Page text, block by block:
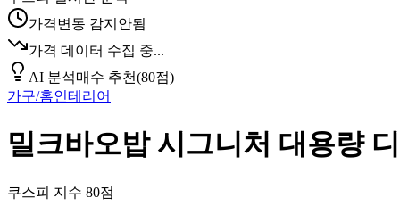
가격변동 감지안됨
가격 데이터 수집 중...
AI 분석매수 추천(80점)
가구/홈인테리어
밀크바오밥 시그니처 대용량
쿠스피 지수 80점